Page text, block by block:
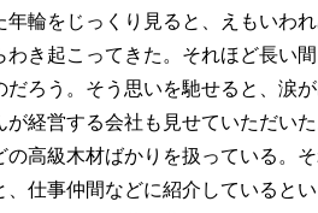
輪をじっくり見ると、えもいわ
わき起こってきた。それほど長い
ろう。そう思いを馳せると、涙
経営する会社も見せていただい
の高級木材ばかりを扱っている。
仕事仲間などに紹介しているとい